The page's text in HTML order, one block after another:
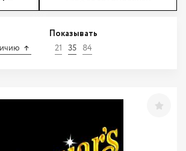
Показывать
21 35 84